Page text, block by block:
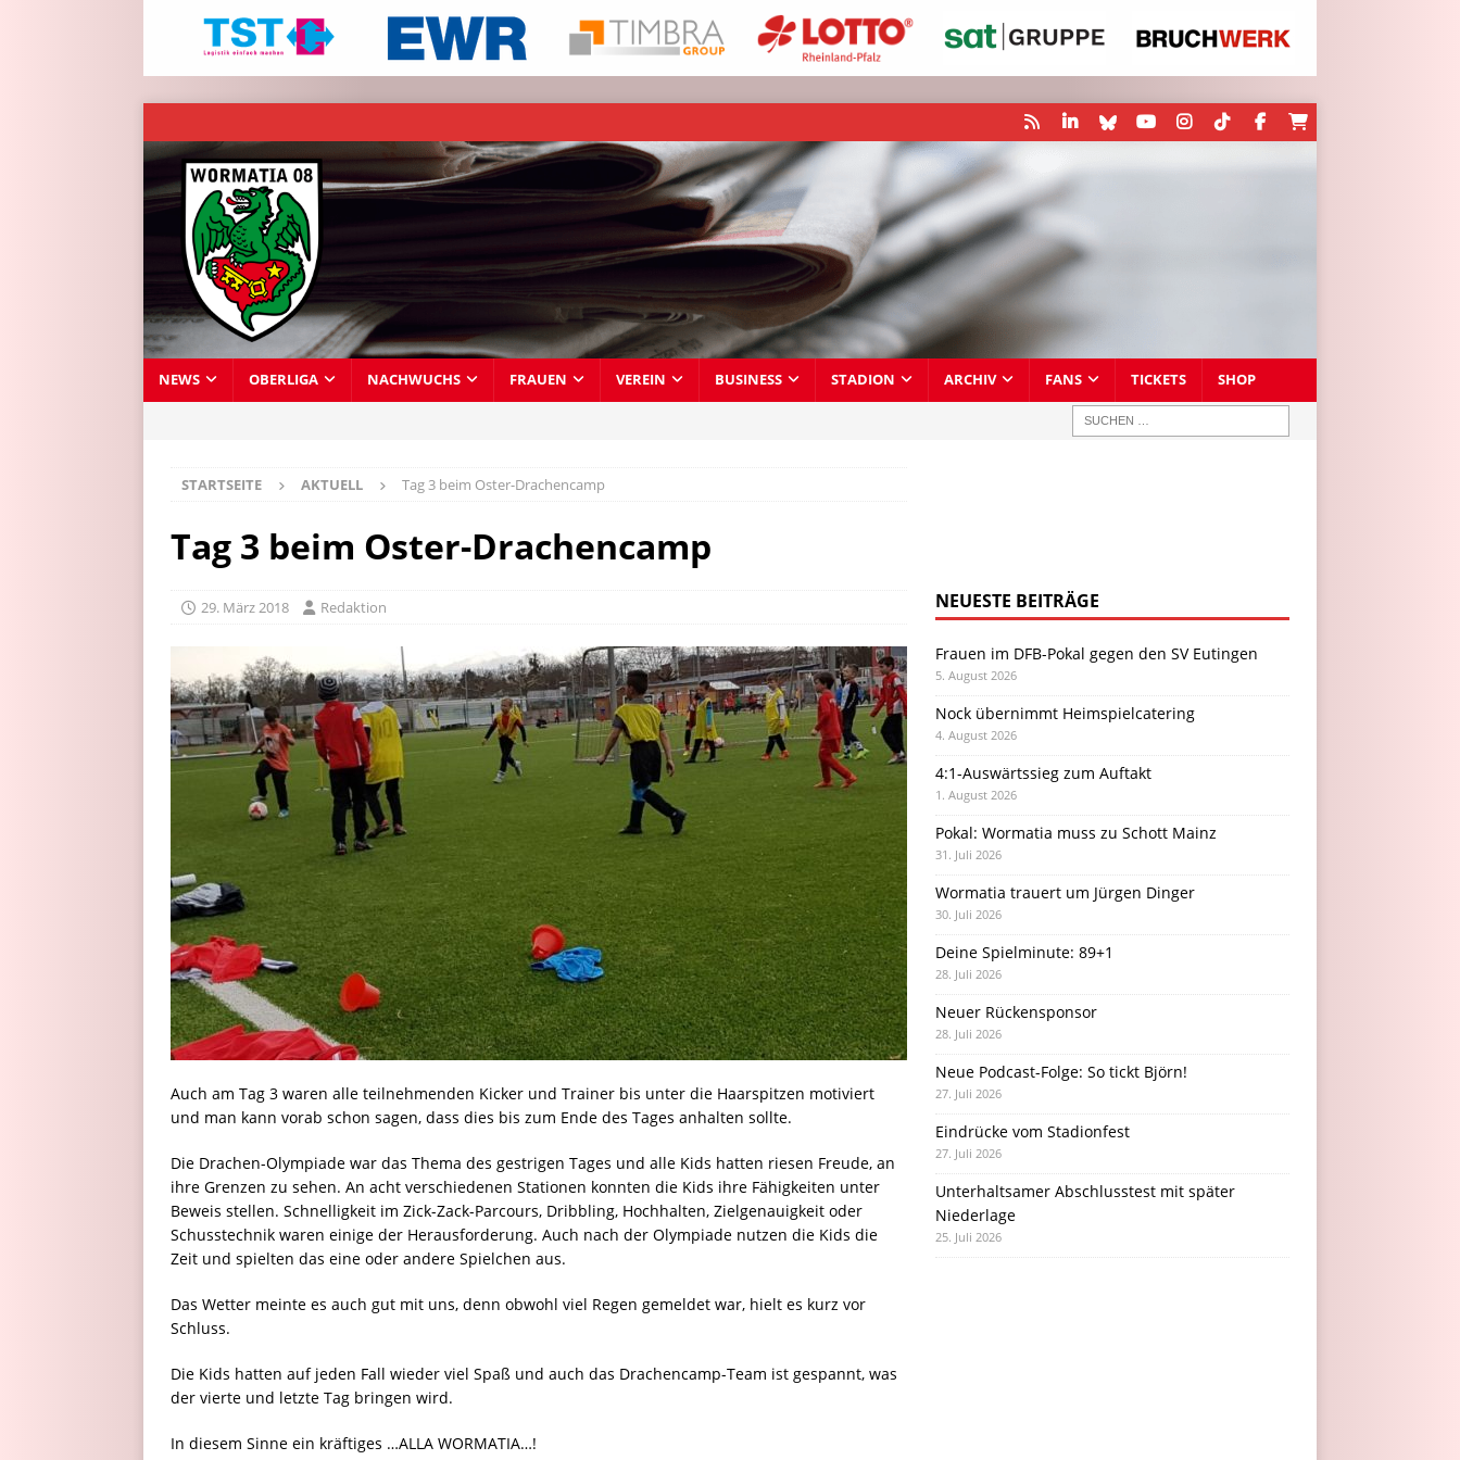
NEWS OBERLIGA NACHWUCHS FRAUEN VEREIN BUSINESS STADION ARCHIV FANS TICKETS SHOP
STARTSEITE AKTUELL Tag 3 beim Oster-Drachencamp
Tag 3 beim Oster-Drachencamp
29. März 2018 Redaktion
Auch am Tag 3 waren alle teilnehmenden Kicker und Trainer bis unter die Haarspitzen motiviert
und man kann vorab schon sagen, dass dies bis zum Ende des Tages anhalten sollte.
Die Drachen-Olympiade war das Thema des gestrigen Tages und alle Kids hatten riesen Freude, an
ihre Grenzen zu sehen. An acht verschiedenen Stationen konnten die Kids ihre Fähigkeiten unter
Beweis stellen. Schnelligkeit im Zick-Zack-Parcours, Dribbling, Hochhalten, Zielgenauigkeit oder
Schusstechnik waren einige der Herausforderung. Auch nach der Olympiade nutzen die Kids die
Zeit und spielten das eine oder andere Spielchen aus.
Das Wetter meinte es auch gut mit uns, denn obwohl viel Regen gemeldet war, hielt es kurz vor
Schluss.
Die Kids hatten auf jeden Fall wieder viel Spaß und auch das Drachencamp-Team ist gespannt, was
der vierte und letzte Tag bringen wird.
In diesem Sinne ein kräftiges …ALLA WORMATIA…!
NEUESTE BEITRÄGE
Frauen im DFB-Pokal gegen den SV Eutingen
5. August 2026
Nock übernimmt Heimspielcatering
4. August 2026
4:1-Auswärtssieg zum Auftakt
1. August 2026
Pokal: Wormatia muss zu Schott Mainz
31. Juli 2026
Wormatia trauert um Jürgen Dinger
30. Juli 2026
Deine Spielminute: 89+1
28. Juli 2026
Neuer Rückensponsor
28. Juli 2026
Neue Podcast-Folge: So tickt Björn!
27. Juli 2026
Eindrücke vom Stadionfest
27. Juli 2026
Unterhaltsamer Abschlusstest mit später
Niederlage
25. Juli 2026